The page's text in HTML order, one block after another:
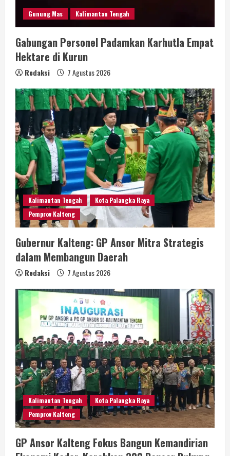
Gunung Mas Kalimantan Tengah
Gabungan Personel Padamkan Karhutla Empat
Hektare di Kurun
Redaksi 7 Agustus 2026
Kalimantan Tengah
Kota Palangka Raya
Pemprov Kalteng
Gubernur Kalteng: GP Ansor Mitra Strategis
dalam Membangun Daerah
Redaksi 7 Agustus 2026
Kalimantan Tengah
Kota Palangka Raya
Pemprov Kalteng
GP Ansor Kalteng Fokus Bangun Kemandirian